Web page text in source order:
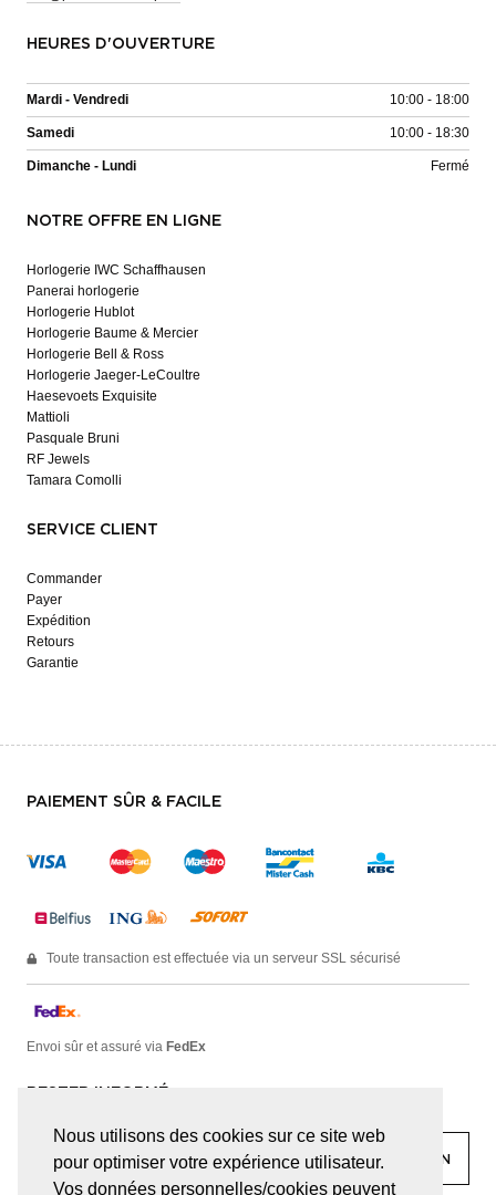
Nous utilisons des cookies sur ce site web
pour optimiser votre expérience utilisateur.
Vos données personnelles/cookies peuvent
HEURES D'OUVERTURE
Mardi - Vendredi 10:00 - 18:00
Samedi 10:00 - 18:30
Dimanche - Lundi Fermé
NOTRE OFFRE EN LIGNE
Horlogerie IWC Schaffhausen
Panerai horlogerie
Horlogerie Hublot
Horlogerie Baume & Mercier
Horlogerie Bell & Ross
Horlogerie Jaeger-LeCoultre
Haesevoets Exquisite
Mattioli
Pasquale Bruni
RF Jewels
Tamara Comolli
SERVICE CLIENT
Commander
Payer
Expédition
Retours
Garantie
PAIEMENT SÛR & FACILE
Toute transaction est effectuée via un serveur SSL sécurisé
Envoi sûr et assuré via FedEx
RESTER INFORMÉ